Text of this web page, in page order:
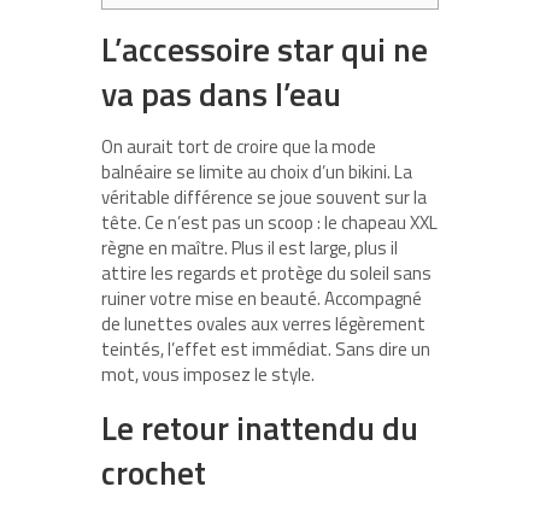
L’accessoire star qui ne
va pas dans l’eau
On aurait tort de croire que la mode
balnéaire se limite au choix d’un bikini. La
véritable différence se joue souvent sur la
tête. Ce n’est pas un scoop : le chapeau XXL
règne en maître. Plus il est large, plus il
attire les regards et protège du soleil sans
ruiner votre mise en beauté. Accompagné
de lunettes ovales aux verres légèrement
teintés, l’effet est immédiat. Sans dire un
mot, vous imposez le style.
Le retour inattendu du
crochet